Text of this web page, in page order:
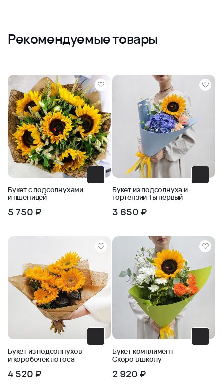
Оформляйте заказ заранее и порадуйте близких
домой!
Рекомендуемые товары
Букет с подсолнухами
и пшеницей
5 750 ₽
Букет из подсолнуха и
гортензии Ты первый
3 650 ₽
Букет из подсолнухов
и коробочек лотоса
4 520 ₽
Букет комплимент
Скоро в школу
2 920 ₽